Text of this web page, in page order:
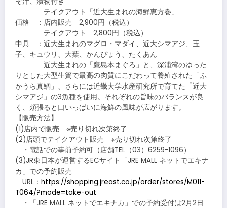
テイクアウト「近大生まれの海鮮恵方巻」
価格 ：店内販売 2,900円（税込）
テイクアウト 2,800円（税込）
中具 ：近大生まれのマグロ・マダイ、近大シマアジ、玉
子、キュウリ、大葉、かんぴょう、たくあん
近大生まれの「鷹島本まぐろ」と、深浦湾のゆった
りとした大型生簀で最高の肉質にこだわって養殖された「ふ
かうら真鯛」、さらには近畿大学水産研究所で育てた「近大
シマアジ」の3魚種を使用。それぞれの旨味のバランスが良
く、頬張ると口いっぱいに海鮮の風味が広がります。
【販売方法】
(1)店内で販売 ※売り切れ次第終了
(2)店頭でテイクアウト販売 ※売り切れ次第終了
・電話での事前予約可（店舗TEL（03）6259-1096）
(3)JR東日本が運営するECサイト「JRE MALL ネットでエキナ
カ」での予約販売
URL： https://shopping.jreast.co.jp/order/stores/M011-
T064/?mode=take-out
・「JRE MALL ネットでエキナカ」での予約受付は2月2日